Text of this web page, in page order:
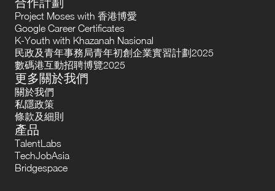
Project Moses with 香港博愛
Google Career Certificates
K-Youth with Khazanah Nasional
民政及青年事務局青年初創企業實習計劃2025
數碼港互動招聘博覽2025
更多關於我們
關於我們
私隱政策
條款及細則
產品
TalentLabs
TechJobAsia
Bridgespace